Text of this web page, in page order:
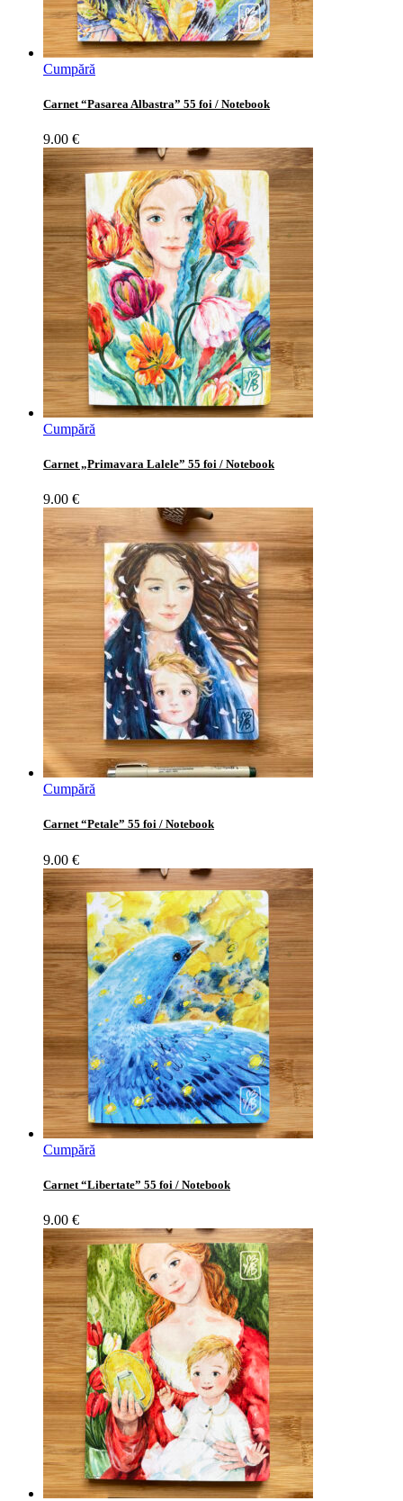
Cumpără
Carnet “Pasarea Albastra” 55 foi / Notebook
9.00 €
Cumpără
Carnet „Primavara Lalele” 55 foi / Notebook
9.00 €
Cumpără
Carnet “Petale” 55 foi / Notebook
9.00 €
Cumpără
Carnet “Libertate” 55 foi / Notebook
9.00 €